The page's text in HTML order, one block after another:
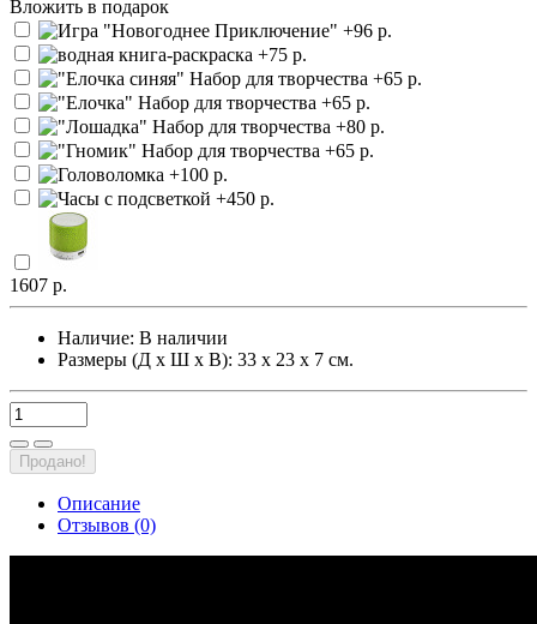
Вложить в подарок
1607 р.
Наличие: В наличии
Размеры (Д х Ш х В): 33 х 23 х 7 см.
Продано!
Описание
Отзывов (0)